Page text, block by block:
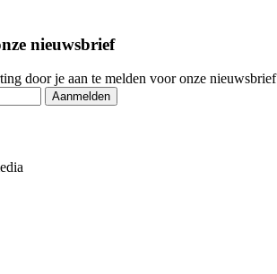
nieuwsbrief
door je aan te melden voor onze nieuwsbrief
Aanmelden